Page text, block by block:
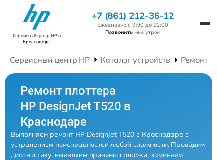
Сервисный центр HPв
Краснодаре
+7 (861) 212-36-12
Ежедневно с 9:00 до 21:00
Позвонить мне утром
Сервисный центр HP Каталог устройств Ремонт
Ремонт плоттера
HP DesignJet T520 в
Краснодаре
Выполняем ремонт HP DesignJet T520 в Краснодаре с
устранением неисправностей любой сложности. Проводим
диагностику, выявляем причины поломки, заменяем